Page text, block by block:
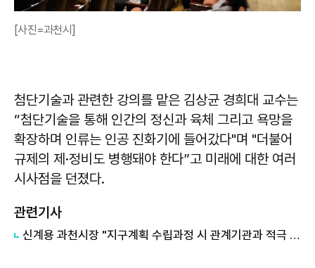
[사진=과천시]
첨단기술과 관련한 강의를 맡은 김상균 경희대 교수는
“첨단기술을 통해 인간의 정신과 육체 그리고 욕망을
확장하며 인류는 인공 진화기에 들어갔다"며 "더불어
규제의 제·정비도 병행돼야 한다”고 미래에 대한 여러
시사점을 던졌다.
관련기사
신계용 과천시장 "지구계획 수립과정 시 관계기관과 적극 협의해 나갈 것"